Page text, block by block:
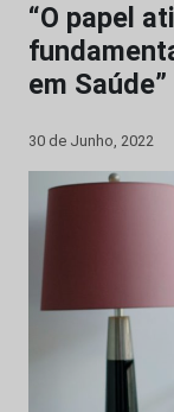
“O papel
em Saúde”
30 de Junho, 2022